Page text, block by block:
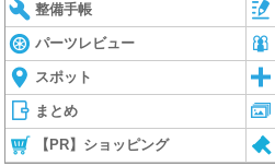
整備手帳
パーツレビュー
スポット
まとめ
【PR】ショッピング